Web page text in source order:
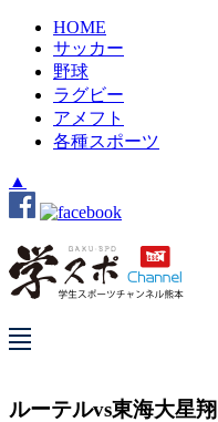
HOME
サッカー
野球
ラグビー
アメフト
各種スポーツ
▲
ルーテルvs東海大星翔